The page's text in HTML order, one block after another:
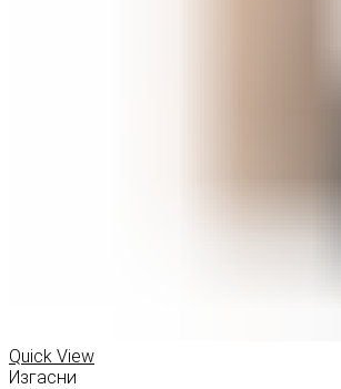
Quick View
Изгасни